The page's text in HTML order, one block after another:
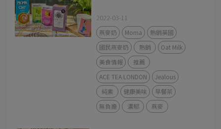
2022-03-11
燕麥奶 Moma
熱銷英國
國民燕麥奶
熱銷
Oat Milk
美食情報
推薦
ACE TEA LONDON
Jealous
純素
健康美味
早餐茶
無負擔
濃郁 燕麥